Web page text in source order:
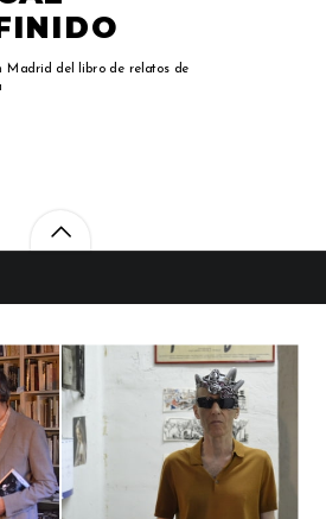
Madrid del libro de relatos de